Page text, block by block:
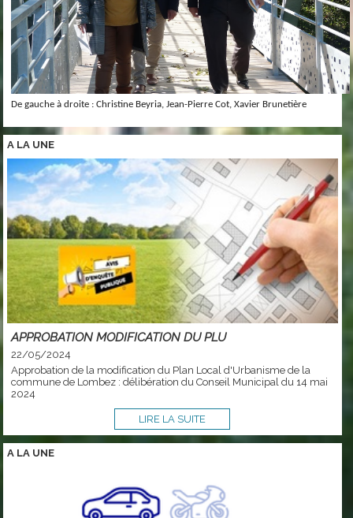
De gauche à droite : Christine Beyria, Jean-Pierre Cot, Xavier Brunetière
A LA UNE
APPROBATION MODIFICATION DU PLU
22/05/2024
Approbation de la modification du Plan Local d'Urbanisme de la
commune de Lombez : délibération du Conseil Municipal du 14 mai
2024
LIRE LA SUITE
A LA UNE